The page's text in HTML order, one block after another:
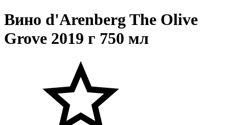
Вино d'Arenberg The Olive
Grove 2019 г 750 мл